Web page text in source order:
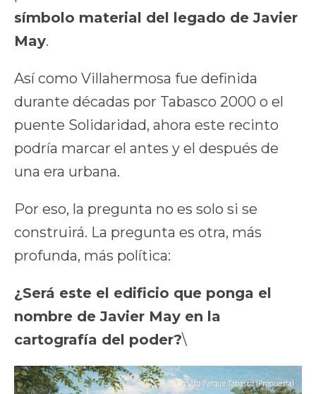
símbolo material del legado de Javier
May.
Así como Villahermosa fue definida
durante décadas por Tabasco 2000 o el
puente Solidaridad, ahora este recinto
podría marcar el antes y el después de
una era urbana.
Por eso, la pregunta no es solo si se
construirá. La pregunta es otra, más
profunda, más política:
¿Será este el edificio que ponga el
nombre de Javier May en la
cartografía del poder?\